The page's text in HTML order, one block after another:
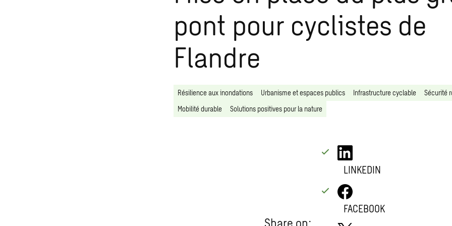
pont pour cyclistes de
Flandre
Résilience aux inondations Urbanisme et espaces publics Infrastructure cyclable
Sécurité
Mobilité durable
Solutions positives pour la nature
Share on:
LINKEDIN
FACEBOOK